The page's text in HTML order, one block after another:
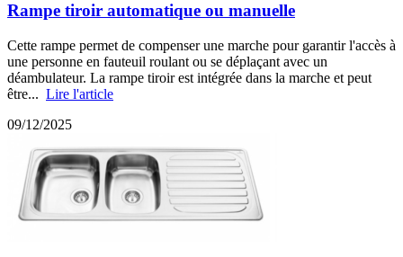
Rampe tiroir automatique ou manuelle
Cette rampe permet de compenser une marche pour garantir l'accès à
une personne en fauteuil roulant ou se déplaçant avec un
déambulateur. La rampe tiroir est intégrée dans la marche et peut
être... Lire l'article
09/12/2025